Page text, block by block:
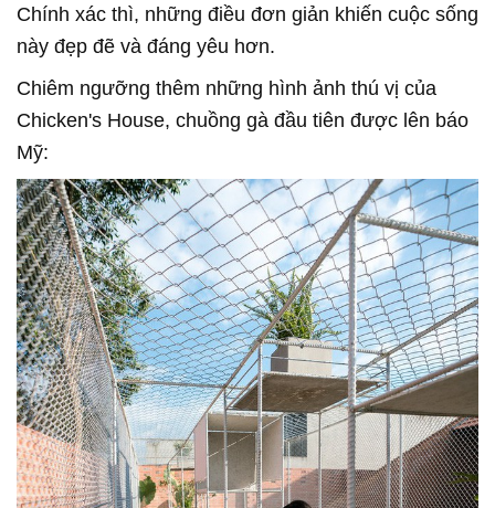
Chính xác thì, những điều đơn giản khiến cuộc sống
này đẹp đẽ và đáng yêu hơn.
Chiêm ngưỡng thêm những hình ảnh thú vị của
Chicken's House, chuồng gà đầu tiên được lên báo
Mỹ: